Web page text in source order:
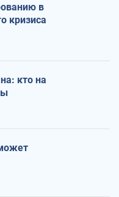
в
кризиса
кто на